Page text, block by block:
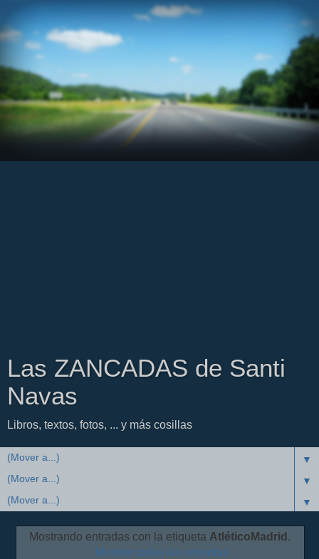
Las ZANCADAS de Santi
Navas
Libros, textos, fotos, ... y más cosillas
▼
▼
▼
Mostrando entradas con la etiqueta AtléticoMadrid .
Mostrar todas las entradas